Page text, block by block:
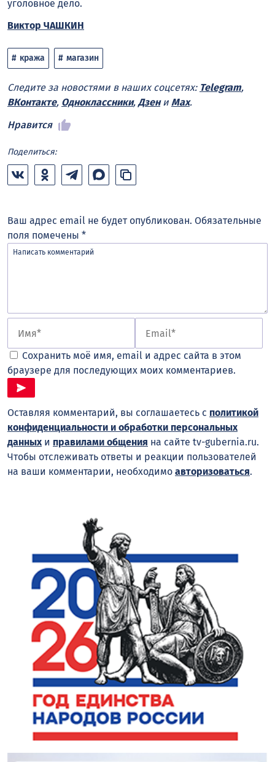
уголовное дело.
Виктор ЧАШКИН
кража магазин
Следите за новостями в наших соцсетях: Telegram,
ВКонтакте, Одноклассники, Дзени Max.
Нравится
Поделиться:
Ваш адрес email не будет опубликован. Обязательные
поля помечены *
Сохранить моё имя, email и адрес сайта в этом
браузере для последующих моих комментариев.
Оставляя комментарий, вы соглашаетесь с политикой
конфиденциальности и обработки персональных
данныхи правилами общения на сайте tv-gubernia.ru.
Чтобы отслеживать ответы и реакции пользователей
на ваши комментарии, необходимо авторизоваться.